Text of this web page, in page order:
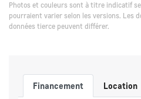
Photos et couleurs sont à titre indicatif
pourraient varier selon les versions. Les
données tierce peuvent différer.
Financement Location